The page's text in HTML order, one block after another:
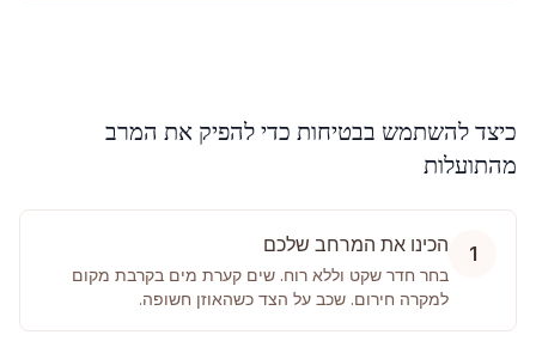
כיצד להשתמש בבטיחות כדי להפיק את המרב
מהתועלות
1 הכינו את המרחב שלכם
בחר חדר שקט וללא רוח. שים קערת מים בקרבת מקום
למקרה חירום. שכב על הצד כשהאוזן חשופה.